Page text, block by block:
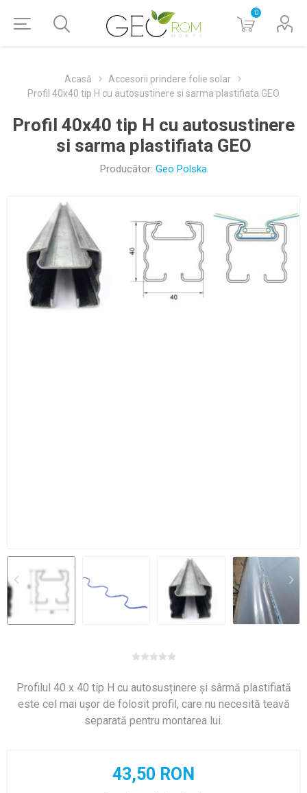
0
Acasă
Accesorii prindere folie solar
Profil 40x40 tip H cu autosustinere si sarma plastifiata GEO
Profil 40x40 tip H cu autosustinere
si sarma plastifiata GEO
Producător: Geo Polska
Profilul 40 x 40 tip H cu autosusținere și sârmă plastifiată
este cel mai ușor de folosit profil, care nu necesită teavă
separată pentru montarea lui.
43,50 RON